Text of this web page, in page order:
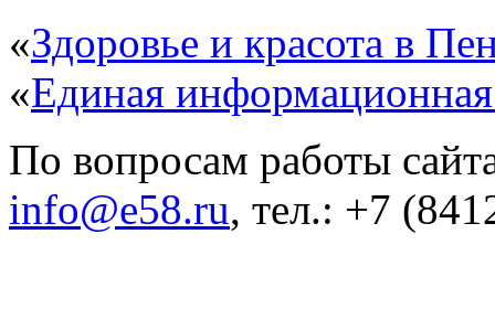
«Здоровье и красота в
«Единая
По вопросам работы
info@e58.ru, тел.: +7